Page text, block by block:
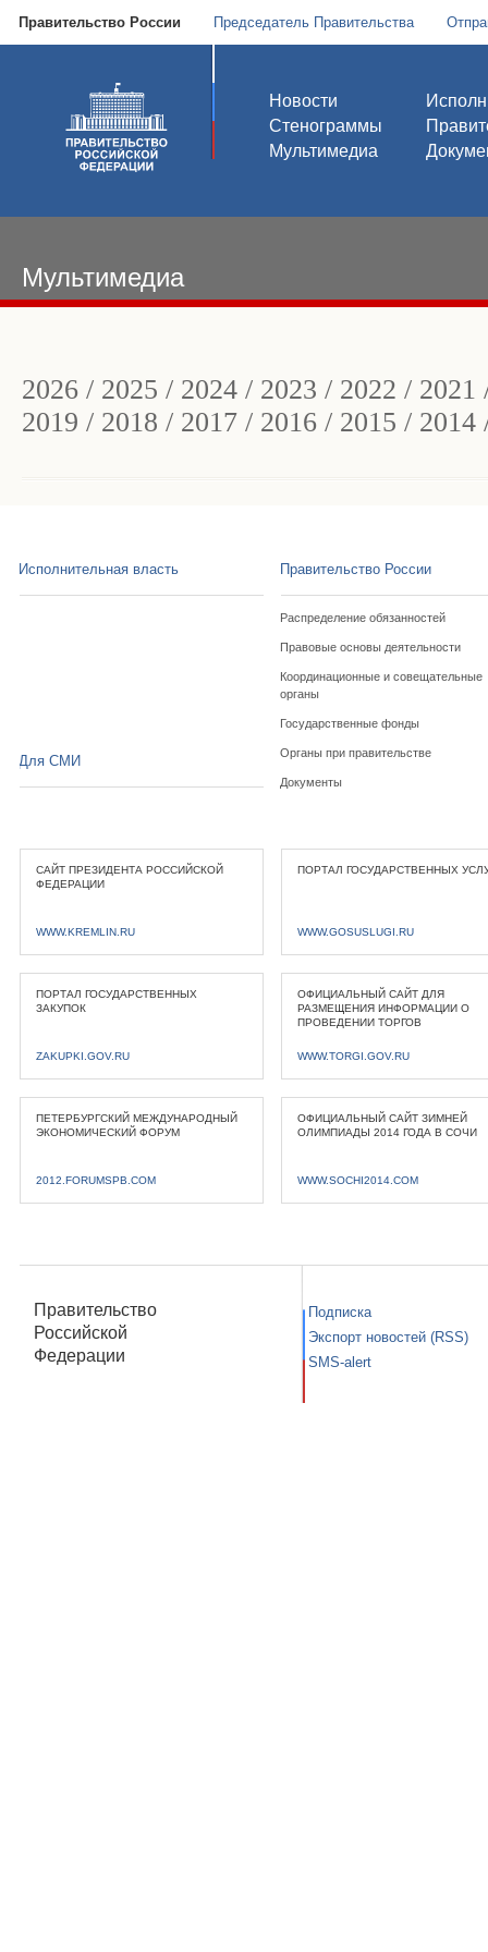
Правительство России Председатель Правительства
Новости
Стенограммы
Мультимедиа
Мультимедиа
2026 / 2025 / 2024 / 2023 / 2022 / 2021
2019 / 2018 / 2017 / 2016 / 2015 / 2014
Исполнительная власть Правительство России
Распределение обязанностей
Правовые основы деятельности
Координационные и совещательные
органы
Государственные фонды
Органы при правительстве
Документы
Для СМИ
САЙТ ПРЕЗИДЕНТА РОССИЙСКОЙ
ФЕДЕРАЦИИ
WWW.KREMLIN.RU
ПОРТАЛ ГОСУДАРСТВЕННЫХ
WWW.GOSUSLUGI.RU
ПОРТАЛ ГОСУДАРСТВЕННЫХ
ЗАКУПОК
ZAKUPKI.GOV.RU
ОФИЦИАЛЬНЫЙ САЙТ ДЛЯ
РАЗМЕЩЕНИЯ ИНФОРМАЦИИ О
ПРОВЕДЕНИИ ТОРГОВ
WWW.TORGI.GOV.RU
ПЕТЕРБУРГСКИЙ МЕЖДУНАРОДНЫЙ
ЭКОНОМИЧЕСКИЙ ФОРУМ
2012.FORUMSPB.COM
ОФИЦИАЛЬНЫЙ САЙТ ЗИМНЕЙ
ОЛИМПИАДЫ 2014 ГОДА В СОЧИ
WWW.SOCHI2014.COM
Правительство
Российской
Федерации
Подписка
Экспорт новостей (RSS)
SMS-alert